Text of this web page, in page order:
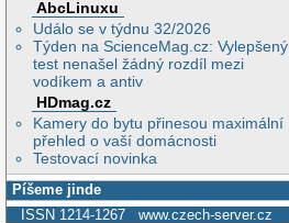
AbcLinuxu
Událo se v týdnu 32/2026
Týden na ScienceMag.cz: Vylepšený
test nenašel žádný rozdíl mezi
vodíkem a antiv
HDmag.cz
Kamery do bytu přinesou maximální
přehled o vaší domácnosti
Testovací novinka
Píšeme jinde
ISSN 1214-1267 www.czech-server.cz